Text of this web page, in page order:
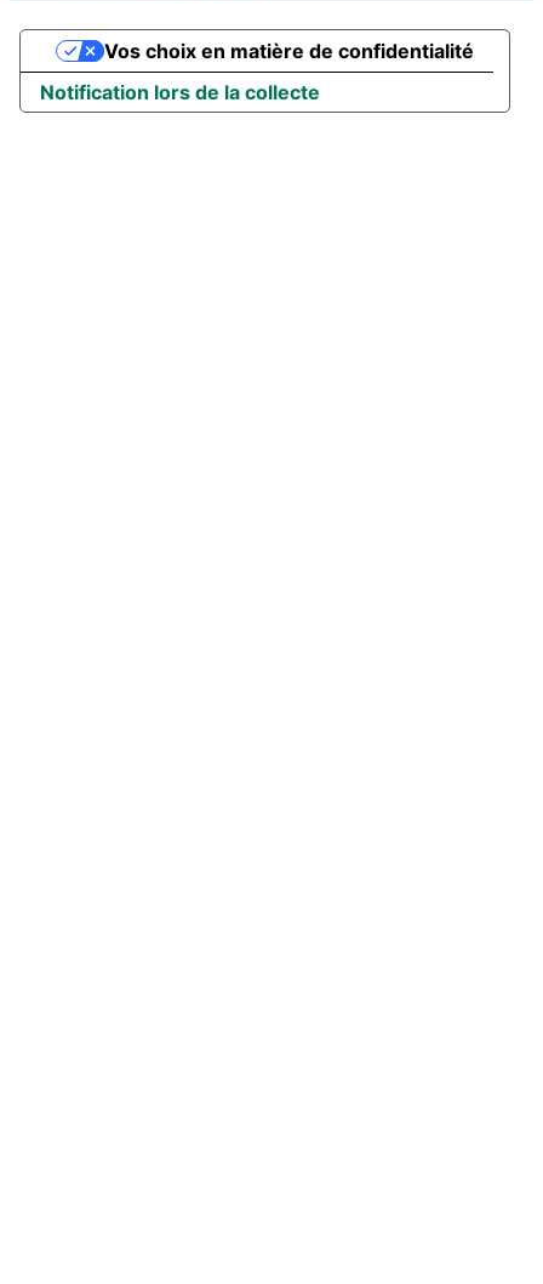
Notification lors de la collecte
Vos choix en matière de confidentialité